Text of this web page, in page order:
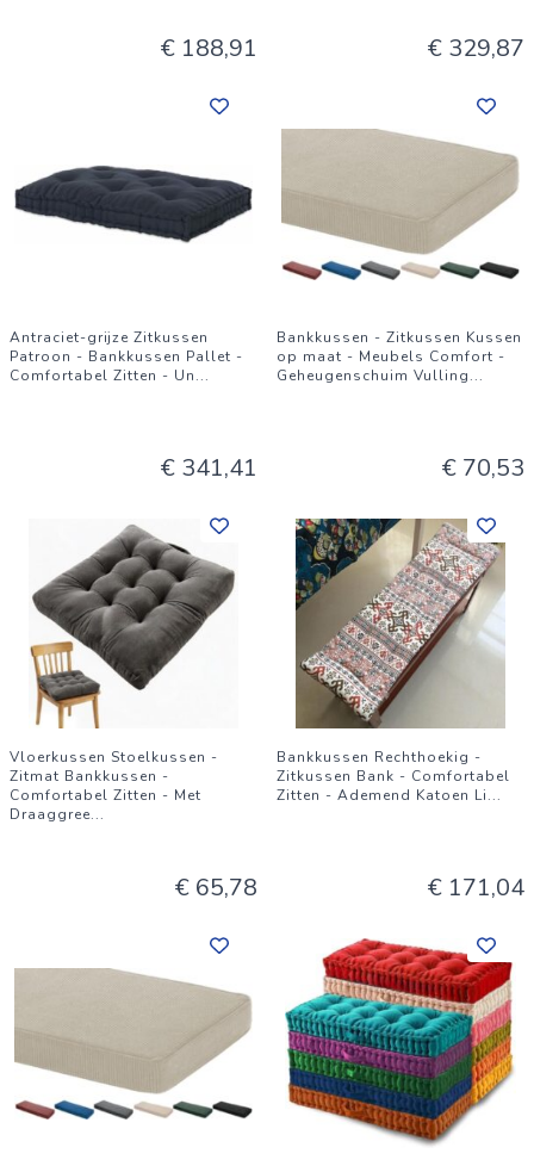
€ 188,91 € 329,87
Antraciet-grijze Zitkussen
Patroon - Bankkussen Pallet -
Comfortabel Zitten - Un...
€ 341,41
Bankkussen - Zitkussen Kussen
op maat - Meubels Comfort -
Geheugenschuim Vulling...
€ 70,53
Vloerkussen Stoelkussen -
Zitmat Bankkussen -
Comfortabel Zitten - Met
Draaggree...
€ 65,78
Bankkussen Rechthoekig -
Zitkussen Bank - Comfortabel
Zitten - Ademend Katoen Li...
€ 171,04